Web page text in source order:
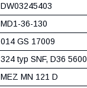
DW03245403
MD1-36-130
014 GS 17009
324 typ SNF, D36 5600
MEZ MN 121 D